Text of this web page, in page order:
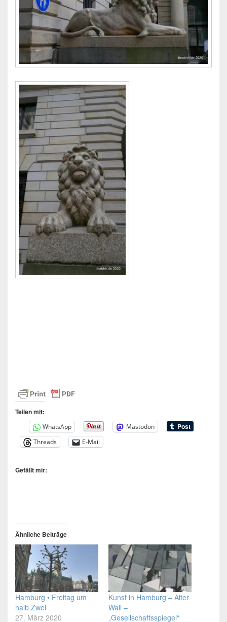
Teilen mit:
WhatsApp
Mastodon
Threads
E-Mail
Gefällt mir:
Ähnliche Beiträge
Hamburg • Freitag um
halb Zwei
27. März 2020
Kunst in Hamburg – Alter
Wall –
„Gesellschaftsspiegel“